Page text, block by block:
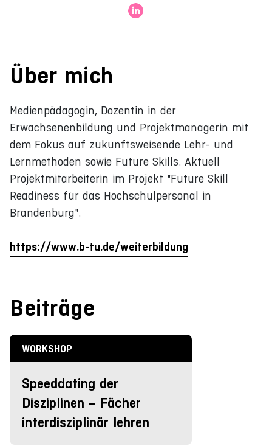
Über mich
Medienpädagogin, Dozentin in der
Erwachsenenbildung und Projektmanagerin mit
dem Fokus auf zukunftsweisende Lehr- und
Lernmethoden sowie Future Skills. Aktuell
Projektmitarbeiterin im Projekt "Future Skill
Readiness für das Hochschulpersonal in
Brandenburg".
https://www.b-tu.de/weiterbildung
Beiträge
WORKSHOP
Speeddating der
Disziplinen – Fächer
interdisziplinär lehren